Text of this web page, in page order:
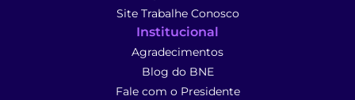
Site Trabalhe Conosco
Institucional
Agradecimentos
Blog do BNE
Fale com o Presidente